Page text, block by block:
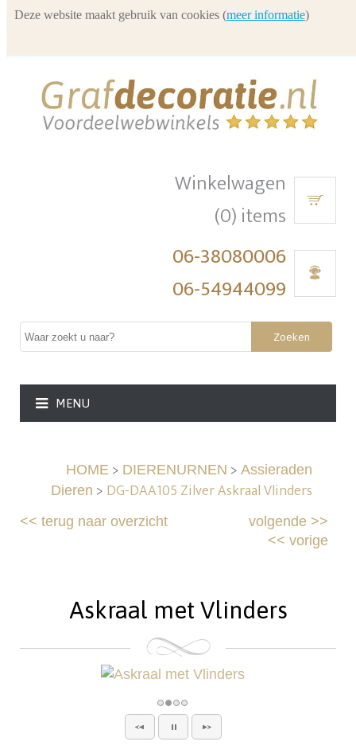
Winkelwagen
(0) items
06-38080006
06-54944099
Zoeken
MENU
HOME> DIERENURNEN > Assieraden
Dieren > DG-DAA105 Zilver Askraal Vlinders
<<terug naar overzicht volgende>>
<< vorige
Askraal met Vlinders
Deze website maakt gebruik van cookies (meer informatie)